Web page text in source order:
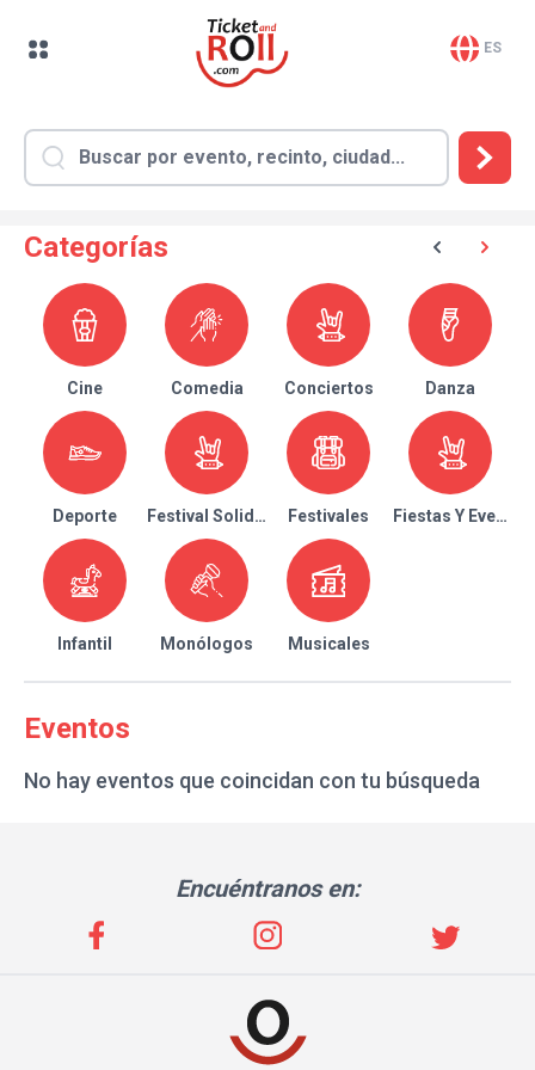
ES
Categorías
Cine Comedia Conciertos Danza
Deporte Festival Solidario Festivales Fiestas Y Eventos
Infantil Monólogos Musicales
Eventos
No hay eventos que coincidan con tu búsqueda
Encuéntranos en: